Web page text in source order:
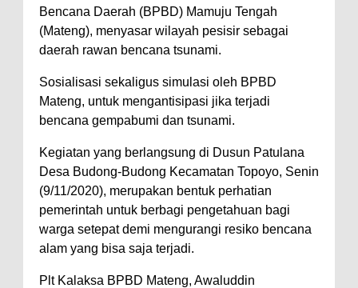
Bencana Daerah (BPBD) Mamuju Tengah
(Mateng), menyasar wilayah pesisir sebagai
daerah rawan bencana tsunami.
Sosialisasi sekaligus simulasi oleh BPBD
Mateng, untuk mengantisipasi jika terjadi
bencana gempabumi dan tsunami.
Kegiatan yang berlangsung di Dusun Patulana
Desa Budong-Budong Kecamatan Topoyo, Senin
(9/11/2020), merupakan bentuk perhatian
pemerintah untuk berbagi pengetahuan bagi
warga setepat demi mengurangi resiko bencana
alam yang bisa saja terjadi.
Plt Kalaksa BPBD Mateng, Awaluddin